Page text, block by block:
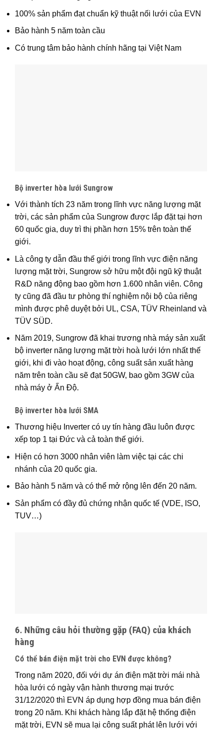
100% sản phẩm đạt chuẩn kỹ thuật nối lưới của EVN
Bảo hành 5 năm toàn cầu
Có trung tâm bảo hành chính hãng tại Việt Nam
Bộ inverter hòa lưới Sungrow
Với thành tích 23 năm trong lĩnh vực năng lượng mặt
trời, các sản phẩm của Sungrow được lắp đặt tại hơn
60 quốc gia, duy trì thị phần hơn 15% trên toàn thế
giới.
Là công ty dẫn đầu thế giới trong lĩnh vực điện năng
lượng mặt trời, Sungrow sở hữu một đội ngũ kỹ thuật
R&D năng động bao gồm hơn 1.600 nhân viên. Công
ty cũng đã đầu tư phòng thí nghiệm nội bộ của riêng
mình được phê duyệt bởi UL, CSA, TÜV Rheinland và
TÜV SÜD.
Năm 2019, Sungrow đã khai trương nhà máy sản xuất
bộ inverter năng lượng mặt trời hoà lưới lớn nhất thế
giới, khi đi vào hoạt động, công suất sản xuất hàng
năm trên toàn cầu sẽ đạt 50GW, bao gồm 3GW của
nhà máy ở Ấn Độ.
Bộ inverter hòa lưới SMA
Thương hiệu Inverter có uy tín hàng đầu luôn được
xếp top 1 tại Đức và cả toàn thế giới.
Hiện có hơn 3000 nhân viên làm việc tại các chi
nhánh của 20 quốc gia.
Bảo hành 5 năm và có thể mở rộng lên đến 20 năm.
Sản phẩm có đầy đủ chứng nhận quốc tế (VDE, ISO,
TUV…)
6. Những câu hỏi thường gặp (FAQ) của khách
hàng
Có thể bán điện mặt trời cho EVN được không?
Trong năm 2020, đối với dự án điện mặt trời mái nhà
hòa lưới có ngày vận hành thương mại trước
31/12/2020 thì EVN áp dụng hợp đồng mua bán điện
trong 20 năm. Khi khách hàng lắp đặt hệ thống điện
mặt trời, EVN sẽ mua lại công suất phát lên lưới với